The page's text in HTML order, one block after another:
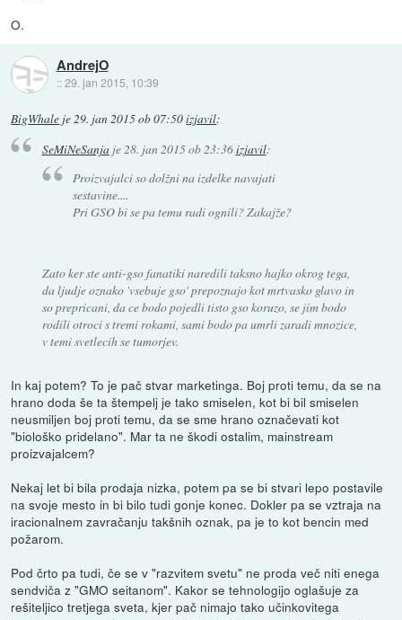
O.
AndrejO
::29. jan 2015, 10:39
BigWhale je29. jan 2015 ob 07:50izjavil:
SeMiNeSanjaje 28. jan 2015 ob 23:36izjavil:
Proizvajalci so dolžni na izdelke navajati
sestavine....
Pri GSO bi se pa temu radi ognili? Zakajže?
Zato ker ste anti-gso fanatiki naredili taksno hajko okrog tega,
da ljudje oznako 'vsebuje gso' prepoznajo kot mrtvasko glavo in
so prepricani, da ce bodo pojedli tisto gso koruzo, se jim bodo
rodili otroci s tremi rokami, sami bodo pa umrli zaradi mnozice,
v temi svetlecih se tumorjev.
In kaj potem? To je pač stvar marketinga. Boj proti temu, da se na
hrano doda še ta štempelj je tako smiselen, kot bi bil smiselen
neusmiljen boj proti temu, da se sme hrano označevati kot
"biološko pridelano". Mar ta ne škodi ostalim, mainstream
proizvajalcem?
Nekaj let bi bila prodaja nizka, potem pa se bi stvari lepo postavile
na svoje mesto in bi bilo tudi gonje konec. Dokler pa se vztraja na
iracionalnem zavračanju takšnih oznak, pa je to kot bencin med
požarom.
Pod črto pa tudi, če se v "razvitem svetu" ne proda več niti enega
sendviča z "GMO seitanom". Kakor se tehnologijo oglašuje za
rešiteljico tretjega sveta, kjer pač nimajo tako učinkovitega